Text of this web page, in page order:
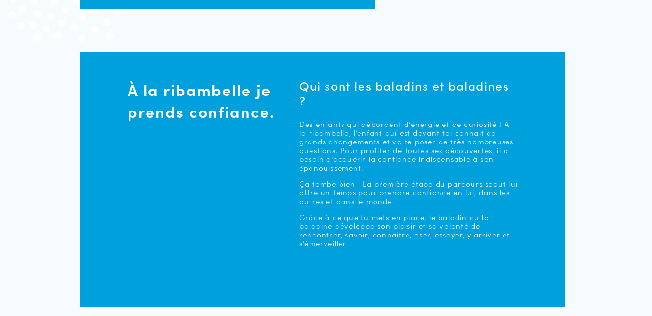
À la ribambelle je
prends confiance.
Qui sont les baladins et baladines
?
Des enfants qui débordent d’énergie et de curiosité ! À
la ribambelle, l’enfant qui est devant toi connait de
grands changements et va te poser de très nombreuses
questions. Pour profiter de toutes ses découvertes, il a
besoin d’acquérir la confiance indispensable à son
épanouissement.
Ça tombe bien ! La première étape du parcours scout lui
offre un temps pour prendre confiance en lui, dans les
autres et dans le monde.
Grâce à ce que tu mets en place, le baladin ou la
baladine développe son plaisir et sa volonté de
rencontrer, savoir, connaitre, oser, essayer, y arriver et
s’émerveiller.